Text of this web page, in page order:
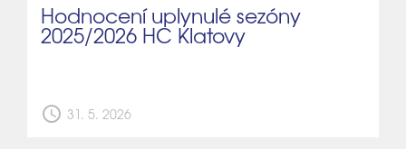
Hodnocení uplynulé sezóny
2025/2026 HC Klatovy
schedule 31. 5. 2026